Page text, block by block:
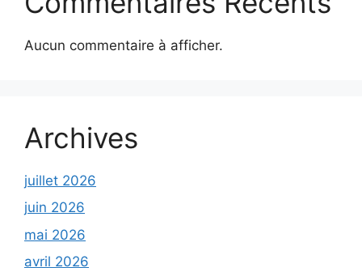
Aucun commentaire à afficher.
Archives
juillet 2026
juin 2026
mai 2026
avril 2026